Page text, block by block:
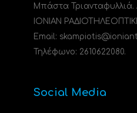
Μπάστα Τριανταφυλλιά.
ΙΟΝΙΑΝ
Email:
Τηλέφωνο: 2610622080.
Social Media